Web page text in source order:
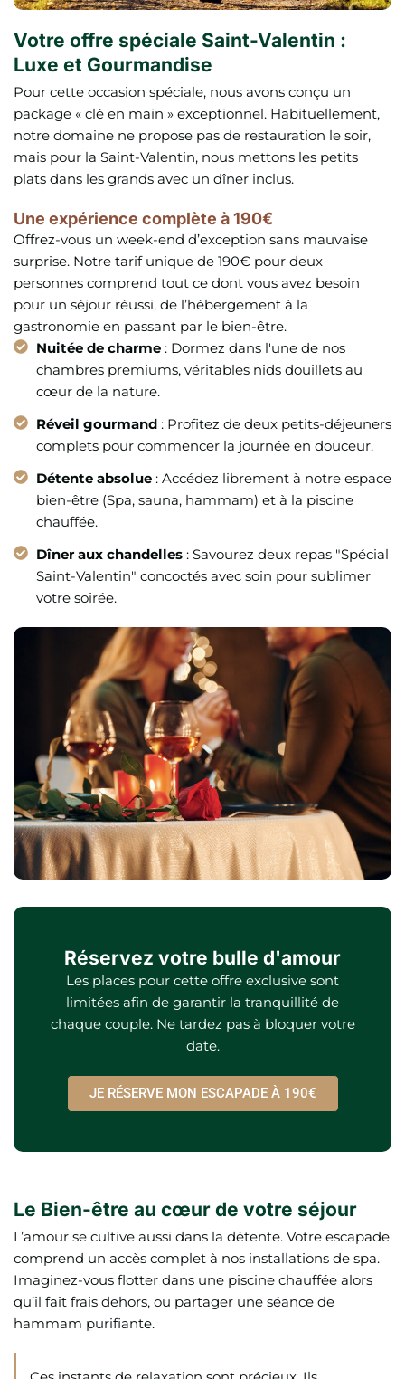
Votre offre spéciale Saint-Valentin :
Luxe et Gourmandise
Pour cette occasion spéciale, nous avons conçu un
package « clé en main » exceptionnel. Habituellement,
notre domaine ne propose pas de restauration le soir,
mais pour la Saint-Valentin, nous mettons les petits
plats dans les grands avec un dîner inclus.
Une expérience complète à 190€
Offrez-vous un week-end d’exception sans mauvaise
surprise. Notre tarif unique de 190€ pour deux
personnes comprend tout ce dont vous avez besoin
pour un séjour réussi, de l’hébergement à la
gastronomie en passant par le bien-être.
Nuitée de charme : Dormez dans l'une de nos
chambres premiums, véritables nids douillets au
cœur de la nature.
Réveil gourmand : Profitez de deux petits-déjeuners
complets pour commencer la journée en douceur.
Détente absolue : Accédez librement à notre espace
bien-être (Spa, sauna, hammam) et à la piscine
chauffée.
Dîner aux chandelles : Savourez deux repas "Spécial
Saint-Valentin" concoctés avec soin pour sublimer
votre soirée.
Réservez votre bulle d'amour
Les places pour cette offre exclusive sont
limitées afin de garantir la tranquillité de
chaque couple. Ne tardez pas à bloquer votre
date.
JE RÉSERVE MON ESCAPADE À 190€
Le Bien-être au cœur de votre séjour
L’amour se cultive aussi dans la détente. Votre escapade
comprend un accès complet à nos installations de spa.
Imaginez-vous flotter dans une piscine chauffée alors
qu’il fait frais dehors, ou partager une séance de
hammam purifiante.